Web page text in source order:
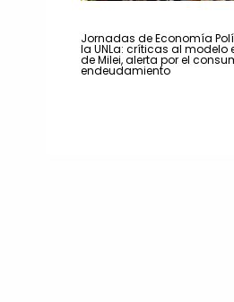
Jornadas de Economía
la UNLa: críticas al modelo
de Milei, alerta por el
endeudamiento